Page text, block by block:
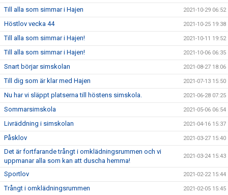
Till alla som simmar i Hajen 2021-10-29 06:52
Höstlov vecka 44 2021-10-25 19:38
Till alla som simmar i Hajen! 2021-10-11 19:52
Till alla som simmar i Hajen! 2021-10-06 06:35
Snart börjar simskolan 2021-08-27 18:06
Till dig som är klar med Hajen 2021-07-13 15:50
Nu har vi släppt platserna till höstens simskola. 2021-06-28 07:25
Sommarsimskola 2021-05-06 06:54
Livräddning i simskolan 2021-04-16 15:37
Påsklov 2021-03-27 15:40
Det är fortfarande trångt i omklädningsrummen och vi
uppmanar alla som kan att duscha hemma!
2021-03-24 15:43
Sportlov 2021-02-22 15:44
Trångt i omklädningsrummen 2021-02-05 15:45